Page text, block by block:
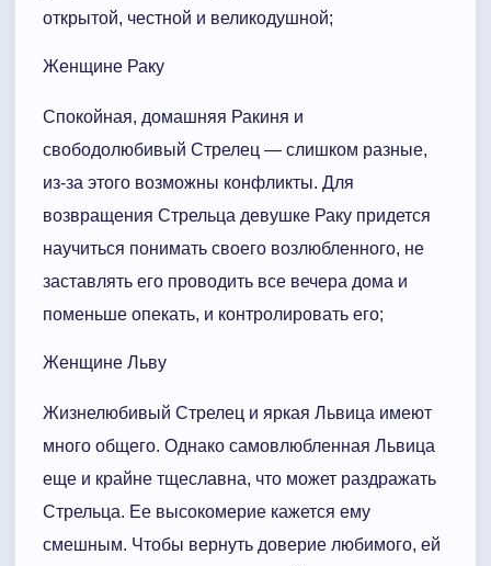
открытой, честной и великодушной;
Женщине Раку
Спокойная, домашняя Ракиня и
свободолюбивый Стрелец — слишком разные,
из-за этого возможны конфликты. Для
возвращения Стрельца девушке Раку придется
научиться понимать своего возлюбленного, не
заставлять его проводить все вечера дома и
поменьше опекать, и контролировать его;
Женщине Льву
Жизнелюбивый Стрелец и яркая Львица имеют
много общего. Однако самовлюбленная Львица
еще и крайне тщеславна, что может раздражать
Стрельца. Ее высокомерие кажется ему
смешным. Чтобы вернуть доверие любимого, ей